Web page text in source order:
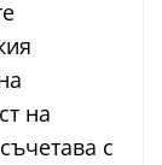
на
с